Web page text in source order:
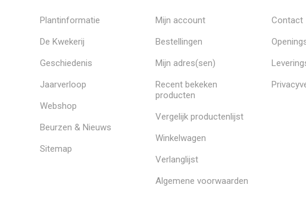
Plantinformatie
De Kwekerij
Geschiedenis
Jaarverloop
Webshop
Beurzen & Nieuws
Sitemap
Mijn account
Bestellingen
Mijn adres(sen)
Recent bekeken
producten
Vergelijk productenlijst
Winkelwagen
Verlanglijst
Algemene voorwaarden
Contact